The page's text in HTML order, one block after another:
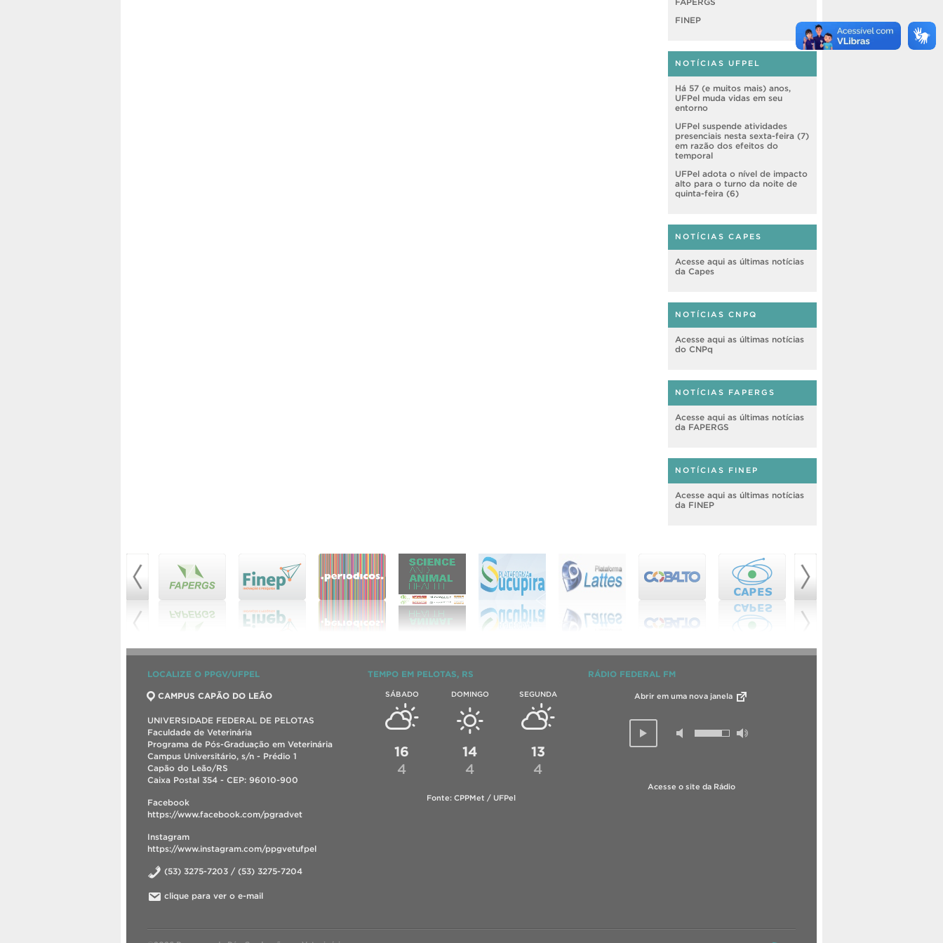
FAPERGS
FINEP
NOTÍCIAS UFPEL
Há 57 (e muitos mais) anos,
UFPel muda vidas em seu
entorno
UFPel suspende atividades
presenciais nesta sexta-feira (7)
em razão dos efeitos do
temporal
UFPel adota o nível de impacto
alto para o turno da noite de
quinta-feira (6)
NOTÍCIAS CAPES
Acesse aqui as últimas notícias
da Capes
NOTÍCIAS CNPQ
Acesse aqui as últimas notícias
do CNPq
NOTÍCIAS FAPERGS
Acesse aqui as últimas notícias
da FAPERGS
NOTÍCIAS FINEP
Acesse aqui as últimas notícias
da FINEP
LOCALIZE O PPGV/UFPEL
CAMPUS CAPÃO DO LEÃO
UNIVERSIDADE FEDERAL DE PELOTAS
Faculdade de Veterinária
Programa de Pós-Graduação em Veterinária
Campus Universitário, s/n - Prédio 1
Capão do Leão/RS
Caixa Postal 354 - CEP: 96010-900
Facebook
https://www.facebook.com/pgradvet
Instagram
https://www.instagram.com/ppgvetufpel
(53) 3275-7203 / (53) 3275-7204
clique para ver o e-mail
TEMPO EM PELOTAS, RS
SÁBADO
16
4
DOMINGO
14
4
SEGUNDA
13
4
Fonte: CPPMet / UFPel
RÁDIO FEDERAL FM
Abrir em uma nova janela
Acesse o site da Rádio